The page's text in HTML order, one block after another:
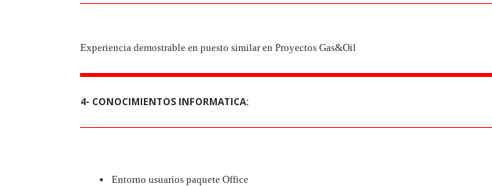
Experiencia demostrable en puesto similar en Proyectos Gas&Oil
4- CONOCIMIENTOS INFORMATICA:
Entorno usuarios paquete Office